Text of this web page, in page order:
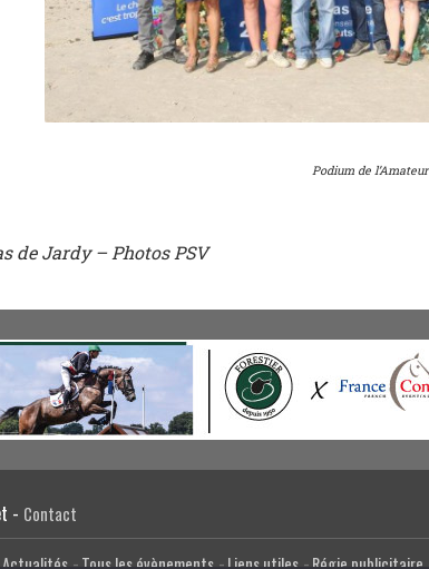
Podium de
de Jardy – Photos PSV
- Contact
Actualités Tous les évènements Liens utiles Régie publicitaire